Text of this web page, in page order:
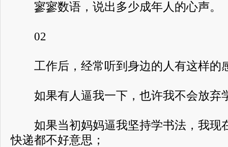
寥寥数语，说出多少成年人的心声。
02
工作后，经常听到身边的人有这样的
如果有人逼我一下，也许我不会放弃
如果当初妈妈逼我坚持学书法，我现
快递都不好意思；